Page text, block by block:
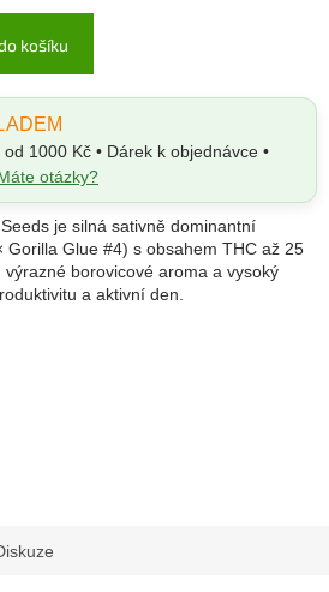
košíku
1000 Kč • Dárek k objednávce •
otázky?
je silná sativně dominantní
Gorilla Glue #4) s obsahem THC až 25
borovicové aroma a vysoký
a aktivní den.